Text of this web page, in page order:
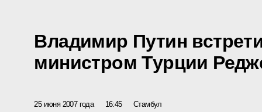
Владимир Путин
министром Турции
25 июня 2007 года 16:45 Стамбул